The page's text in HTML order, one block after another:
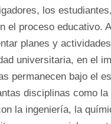
los
el proceso educativo.
planes y
universitaria, en el
permanecen bajo el
disciplinas como
la ingeniería, la